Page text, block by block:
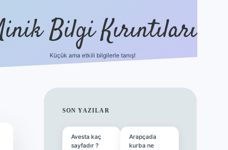
Bilgi Kırıntıları
Küçük ama etkili bilgilerle tanış!
SIDEBAR
SON YAZILAR
Avesta kaç
sayfadır ?
Arapçada
kurba ne
ilbet